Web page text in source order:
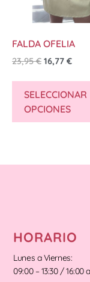
FALDA OFELIA
23,95€ 16,77 €
SELECCIONAR
OPCIONES
HORARIO
Lunes a Viernes:
09:00 – 13:30 / 16:00